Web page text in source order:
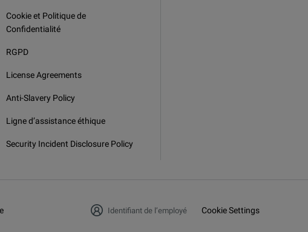
Cookie et Politique de
Confidentialité
RGPD
License Agreements
Anti-Slavery Policy
Ligne d’assistance éthique
Security Incident Disclosure Policy
Identifiant de l’employé Cookie Settings